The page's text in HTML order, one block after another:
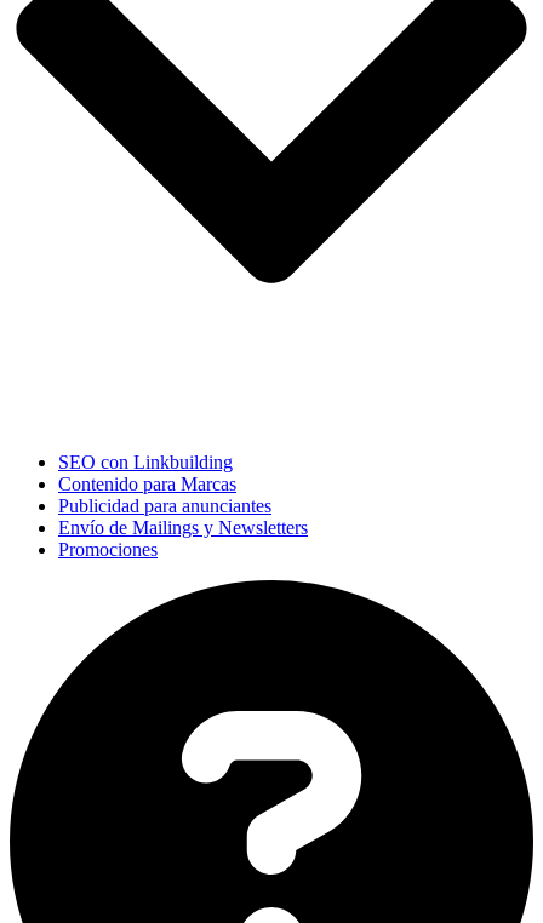
SEO con Linkbuilding
Contenido para Marcas
Publicidad para anunciantes
Envío de Mailings y Newsletters
Promociones